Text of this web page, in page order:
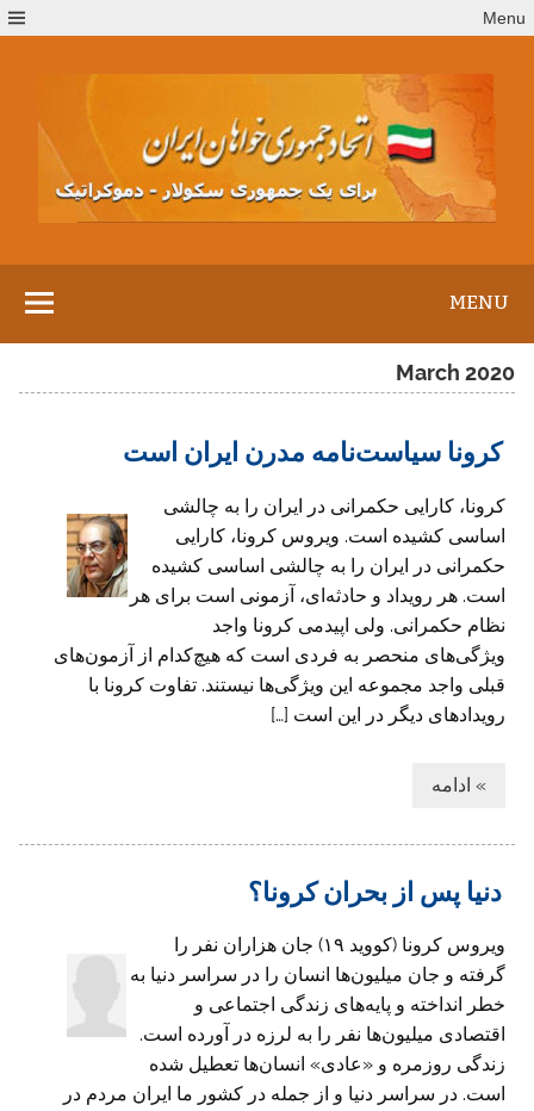
to
Menu
MENU
March 2020
کرونا سیاست‌نامه مدرن ایران است
کرونا، کارایی حکمرانی در ایران را به چالشی
اساسی کشیده است. ویروس کرونا، کارایی
حکمرانی در ایران را به چالشی اساسی کشیده
است. هر رویداد و حادثه‌ای، آزمونی است برای هر
نظام حکمرانی. ولی اپیدمی کرونا واجد
ویژگی‌های منحصر به فردی است که هیچ‌کدام از آزمون‌های
قبلی واجد مجموعه این ویژگی‌ها نیستند. تفاوت کرونا با
رویدادهای دیگر در این است […]
» ادامه
دنیا پس از بحران کرونا؟
ویروس کرونا (کووید ۱۹) جان هزاران نفر را
گرفته و جان میلیون‌ها ‏انسان را در سراسر دنیا به
خطر انداخته و پایه‌های زندگی اجتماعی و
اقتصادی ‏میلیون‌ها نفر را به لرزه در آورده است.‏
زندگی روزمره و «عادی» انسان‌ها تعطیل شده
است. در سراسر دنیا و از جمله در کشور ما ایران مردم در